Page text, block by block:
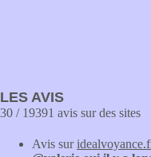
LES AVIS
30 / 19391 avis sur des sites
Avis sur